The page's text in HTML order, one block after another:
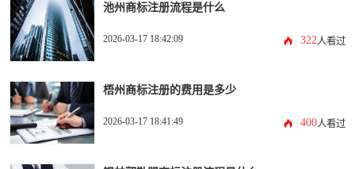
池州商标注册流程是什么
2026-03-17 18:42:09 322人看过
梧州商标注册的费用是多少
2026-03-17 18:41:49 400人看过